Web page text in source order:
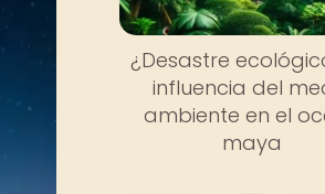
¿Desastre
influencia del
ambiente en el
maya